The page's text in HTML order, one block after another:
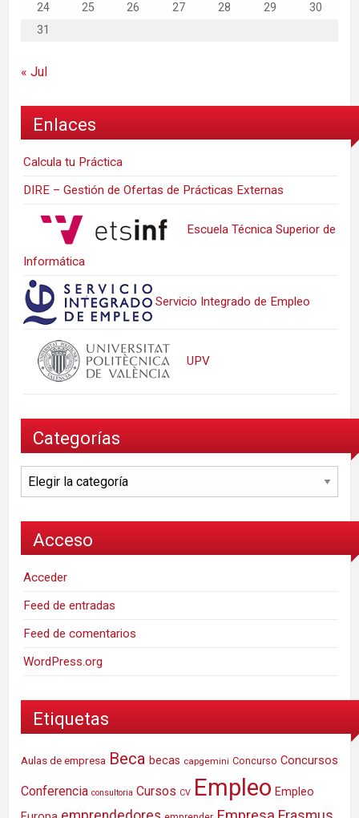
24
25 26 27 28 29
30
31
« Jul
Enlaces
Calcula tu Práctica
DIRE – Gestión de Ofertas de Prácticas Externas
Escuela Técnica Superior de
Informática
Servicio Integrado de Empleo
UPV
Categorías
Categorías
Acceso
Acceder
Feed de entradas
Feed de comentarios
WordPress.org
Etiquetas
Aulas de empresa Beca becas capgemini Concurso Concursos
Conferencia consultoria Cursos CV Empleo Empleo